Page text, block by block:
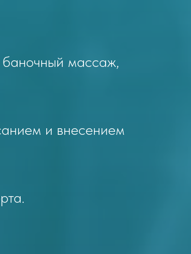
массаж,
и внесением